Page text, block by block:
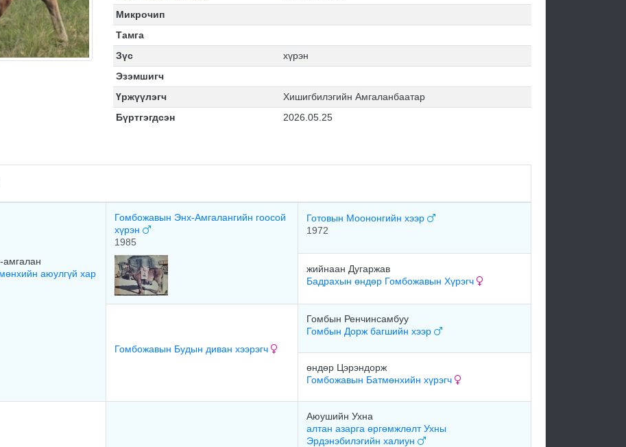
Микрочип
Тамга
Зүс
хүрэн
Эзэмшигч
Үржүүлэгч
Хишигбилэгийн Амгаланбаатар
Бүртгэгдсэн
2026.05.25
аюулгүй хар
Гомбожавын Энх-Амгалангийн гоосой
хүрэн
1985
Готовын Моононгийн хээр
1972
жийнаан Дугаржав
Бадрахын өндөр Гомбожавын Хүрэгч
Гомбожавын Будын диван хээрэгч
Гомбын Ренчинсамбуу
Гомбын Дорж багшийн хээр
өндөр Цэрэндорж
Гомбожавын Батмөнхийн хүрэгч
Аюушийн Ухна
алтан азарга өргөмжлөлт Ухны
Эрдэнэбилэгийн халиун